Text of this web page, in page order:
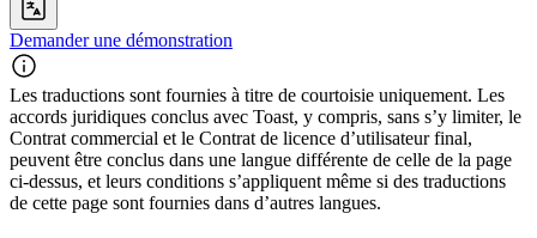
Demander une démonstration
Les traductions sont fournies à titre de courtoisie uniquement. Les
accords juridiques conclus avec Toast, y compris, sans s’y limiter, le
Contrat commercial et le Contrat de licence d’utilisateur final,
peuvent être conclus dans une langue différente de celle de la page
ci-dessus, et leurs conditions s’appliquent même si des traductions
de cette page sont fournies dans d’autres langues.